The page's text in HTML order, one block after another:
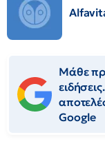
Μάθε
Google